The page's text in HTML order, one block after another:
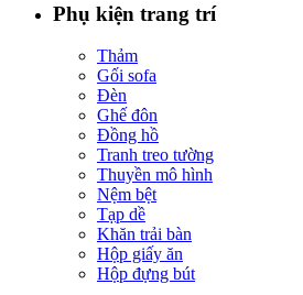
Phụ kiện trang trí
Thảm
Gối sofa
Đèn
Ghế đôn
Đồng hồ
Tranh treo tường
Thuyền mô hình
Nệm bệt
Tạp dề
Khăn trải bàn
Hộp giấy ăn
Hộp đựng bút